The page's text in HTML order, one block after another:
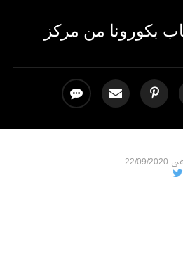
بكورونا من مركز
فى 22/09/2020